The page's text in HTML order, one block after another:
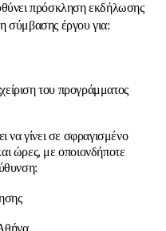
πρόσκληση εκδήλωσης
σύμβασης έργου για:
του προγράμματος
γίνει σε σφραγισμένο
ώρες, με οποιονδήποτε